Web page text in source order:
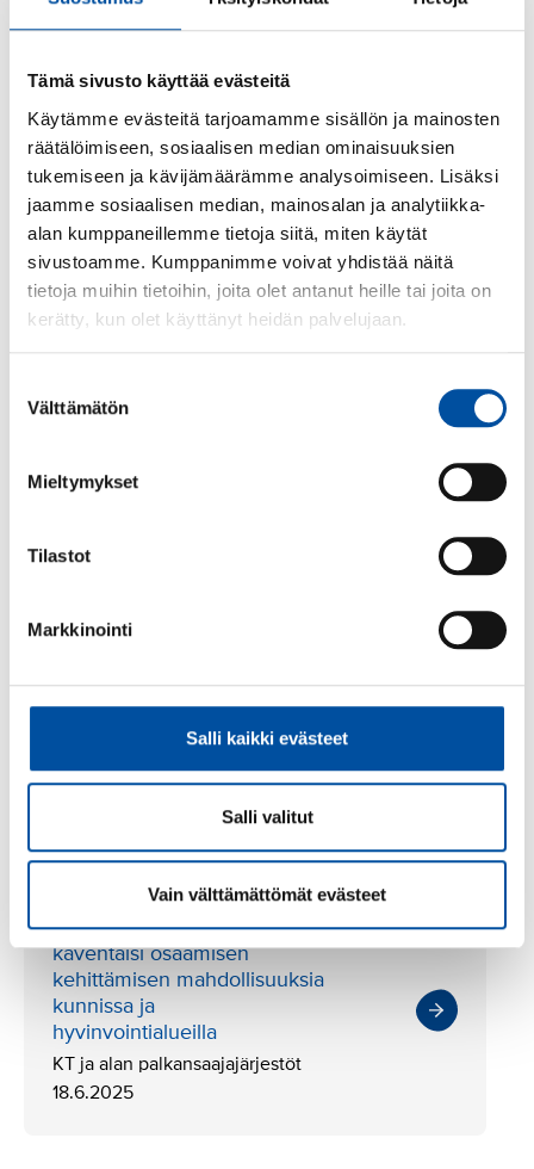
Tämä sivusto käyttää evästeitä
Käytämme evästeitä tarjoamamme sisällön ja mainosten
räätälöimiseen, sosiaalisen median ominaisuuksien
tukemiseen ja kävijämäärämme analysoimiseen. Lisäksi
jaamme sosiaalisen median, mainosalan ja analytiikka-
alan kumppaneillemme tietoja siitä, miten käytät
sivustoamme. Kumppanimme voivat yhdistää näitä
tietoja muihin tietoihin, joita olet antanut heille tai joita on
kerätty, kun olet käyttänyt heidän palvelujaan.
valinta
Välttämätön
Mieltymykset
Tilastot
Markkinointi
Salli kaikki evästeet
Salli valitut
Vain välttämättömät evästeet
erityisesti naisvaltaisille aloille
aikuiskoulutustuen lakkautus.”
– Päivi Inberg
Lisätietoja
koulutuskorvauksen
lakkauttamista koskevaan
Koulutuskorvauksen poisto
kaventaisi osaamisen
kehittämisen mahdollisuuksia
kunnissa ja
hyvinvointialueilla
KT ja alan palkansaajajärjestöt
18.6.2025